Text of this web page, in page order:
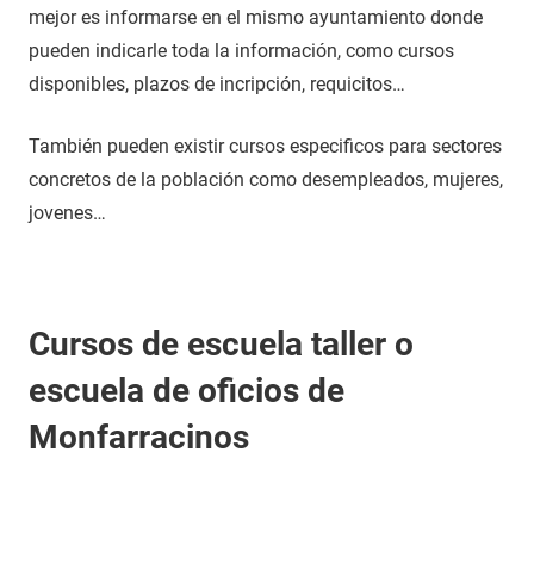
mejor es informarse en el mismo ayuntamiento donde
pueden indicarle toda la información, como cursos
disponibles, plazos de incripción, requicitos…
También pueden existir cursos especificos para sectores
concretos de la población como desempleados, mujeres,
jovenes…
Cursos de escuela taller o
escuela de oficios de
Monfarracinos